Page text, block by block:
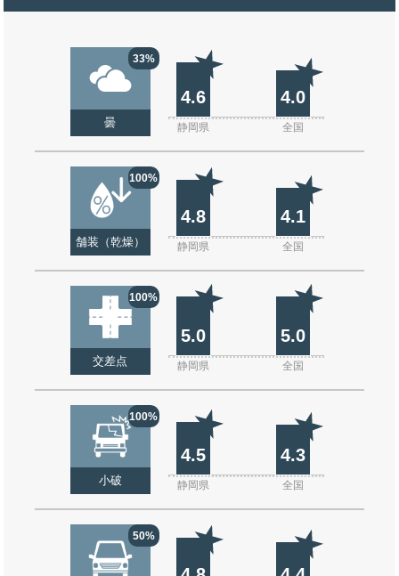
33%
曇
4.6 4.0
静岡県 全国
100%
舗装（乾燥）
4.8 4.1
静岡県 全国
100%
交差点
5.0 5.0
静岡県 全国
100%
小破
4.5 4.3
静岡県 全国
50%